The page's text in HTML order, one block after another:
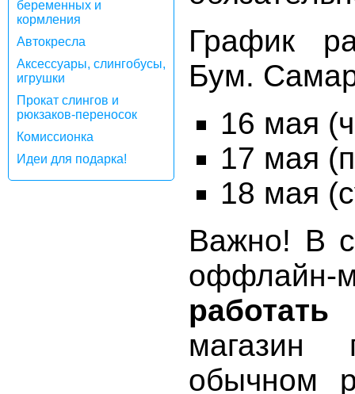
беременных и
кормления
Автокресла
Аксессуары, слингобусы,
игрушки
Прокат слингов и
рюкзаков-переносок
Комиссионка
Идеи для подарка!
График
Бум.
16 мая
17 мая
18 мая
Важно! В
магазин
обычном